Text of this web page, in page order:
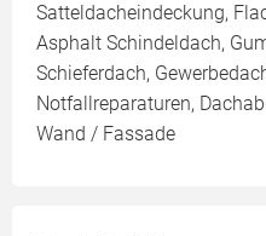
Satteldacheindeckung,
Asphalt Schindeldach,
Schieferdach,
Notfallreparaturen,
Wand / Fassade